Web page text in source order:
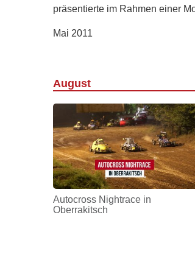
präsentierte im Rahmen einer
Mai 2011
August
Autocross Nightrace in
Oberrakitsch